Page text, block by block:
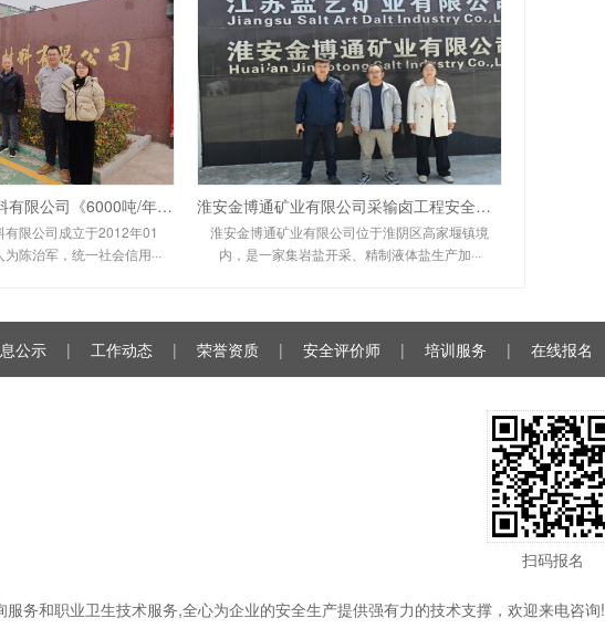
徐州鸿丰高分子材料有限公司《6000吨/年（实际4000吨/年）皮革助剂生产装置技术改造项目》和《9000吨/年清洁化皮革助剂生产（复配）装置技术改造项目》 变更项目安全设施竣工验收报告
限公司成立于2012年01
陈治军，统一社会信用···
淮安金博通矿业有限公司采输卤工程安全提升改造安全验收评价
淮安金博通矿业有限公司位于淮阴区高家堰镇境
内，是一家集岩盐开采、精制液体盐生产加···
公示 | 工作动态 | 荣誉资质 | 安全评价师 | 培训服务 | 在线报名
扫码报名
务和职业卫生技术服务,全心为企业的安全生产提供强有力的技术支撑，欢迎来电咨询!